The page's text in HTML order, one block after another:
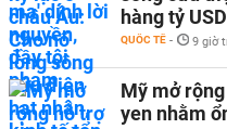
hàng tỷ USD
QUỐC TẾ - 9 giờ
Mỹ mở
yen nhằm